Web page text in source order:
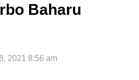
Baharu
2021 8:56 am